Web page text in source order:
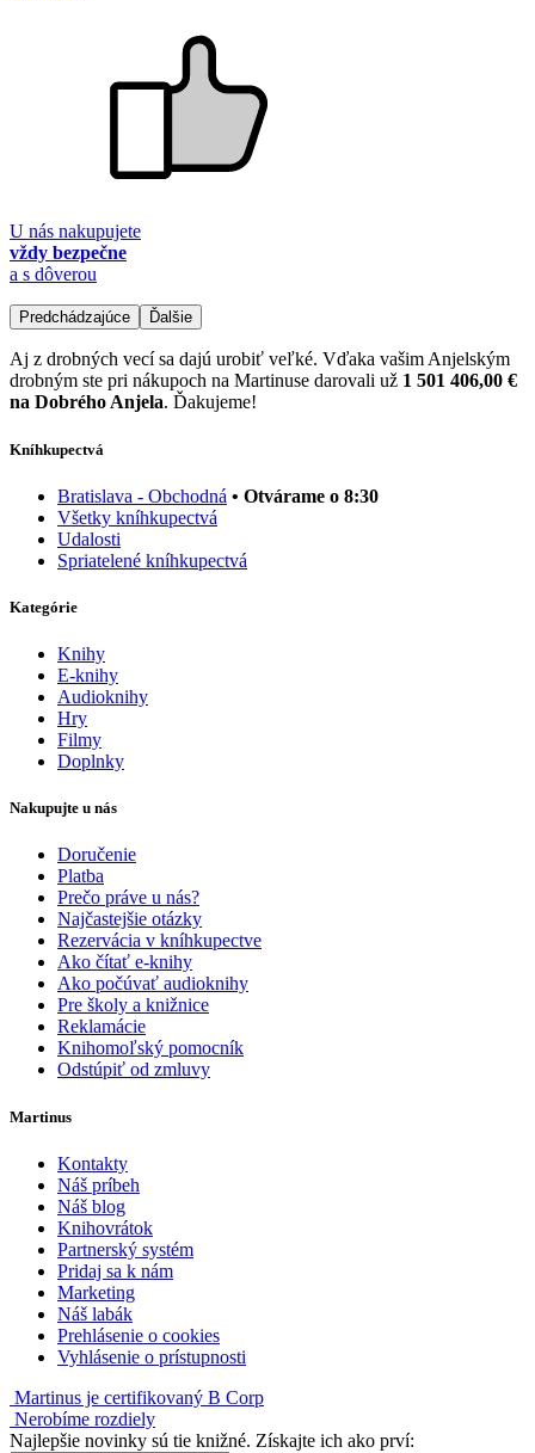
U nás nakupujete
vždy bezpečne
a s dôverou
Predchádzajúce Ďalšie
Aj z drobných vecí sa dajú urobiť veľké. Vďaka vašim Anjelským
drobným ste pri nákupoch na Martinuse darovali už 1 501 406,00 €
na Dobrého Anjela. Ďakujeme!
Kníhkupectvá
Bratislava - Obchodná • Otvárame o 8:30
Všetky kníhkupectvá
Udalosti
Spriatelené kníhkupectvá
Kategórie
Knihy
E-knihy
Audioknihy
Hry
Filmy
Doplnky
Nakupujte u nás
Doručenie
Platba
Prečo práve u nás?
Najčastejšie otázky
Rezervácia v kníhkupectve
Ako čítať e-knihy
Ako počúvať audioknihy
Pre školy a knižnice
Reklamácie
Knihomoľský pomocník
Odstúpiť od zmluvy
Martinus
Kontakty
Náš príbeh
Náš blog
Knihovrátok
Partnerský systém
Pridaj sa k nám
Marketing
Náš labák
Prehlásenie o cookies
Vyhlásenie o prístupnosti
Martinus je certifikovaný B Corp
Nerobíme rozdiely
Najlepšie novinky sú tie knižné. Získajte ich ako prví: